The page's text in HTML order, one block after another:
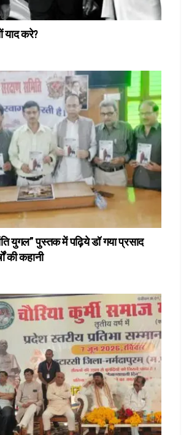
याद करे?
युगल” पुस्तक में पढ़िये डॉ गया प्रसाद
की कहानी